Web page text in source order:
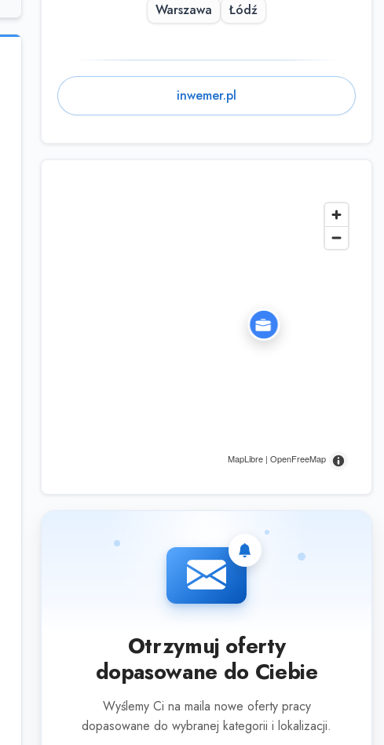
Warszawa Łódź
inwemer.pl
MapLibre | OpenFreeMap
Otrzymuj oferty
dopasowane do Ciebie
Wyślemy Ci na maila nowe oferty pracy
dopasowane do wybranej kategorii i lokalizacji.